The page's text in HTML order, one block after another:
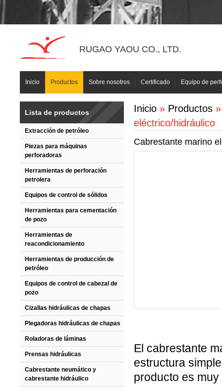
RUGAO YAOU CO., LTD.
Inicio Productos Sobre nosotros Certificado Equipo de
Lista de productos
Extracción de petróleo
Piezas para máquinas
perforadoras
Herramientas de perforación
petrolera
Equipos de control de sólidos
Herramientas para cementación
de pozo
Herramientas de
reacondicionamiento
Herramientas de producción de
petróleo
Equipos de control de cabezal de
pozo
Cizallas hidráulicas de chapas
Plegadoras hidráulicas de chapas
Roladoras de láminas
Prensas hidráulicas
Cabrestante neumático y
cabrestante hidráulico
Inicio » Productos
eléctrico/hidráulico
Cabrestante marino
El cabrestante
estructura
producto es